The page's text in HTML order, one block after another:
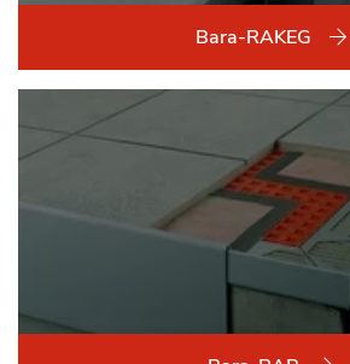
Bara-RAKEG